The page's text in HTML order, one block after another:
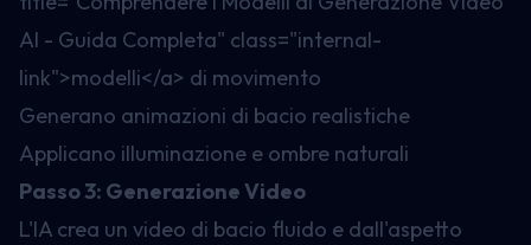
AI - Guida Completa" class="internal-
link">modelli</a> di movimento
Generano animazioni di bacio realistiche
Applicano illuminazione e ombre naturali
Passo 3: Generazione Video
L'IA crea un video di bacio fluido e dall'aspetto